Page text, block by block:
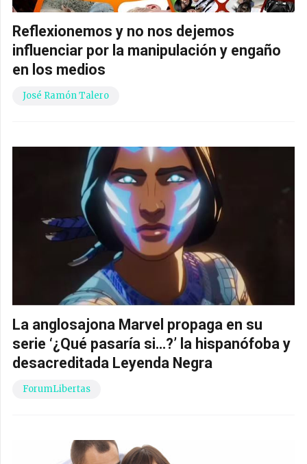
Reflexionemos y no nos dejemos
influenciar por la manipulación y engaño
en los medios
José Ramón Talero
La anglosajona Marvel propaga en su
serie ‘¿Qué pasaría si…?’ la hispanófoba y
desacreditada Leyenda Negra
ForumLibertas